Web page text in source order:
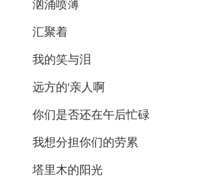
汹涌喷薄
汇聚着
我的笑与泪
远方的'亲人啊
你们是否还在午后忙碌
我想分担你们的劳累
塔里木的阳光